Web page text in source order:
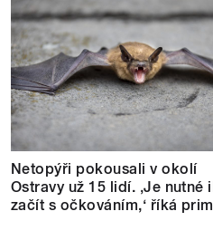
Netopýři pokousali v okolí
Ostravy už 15 lidí. ‚Je nutné
začít s očkováním,‘ říká